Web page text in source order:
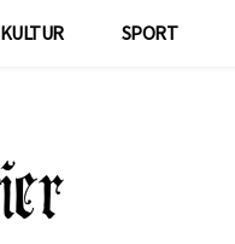
KULTUR SPORT